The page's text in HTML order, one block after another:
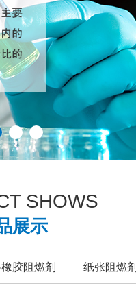
SHOWS
展示
胶阻燃剂 纸张阻燃剂